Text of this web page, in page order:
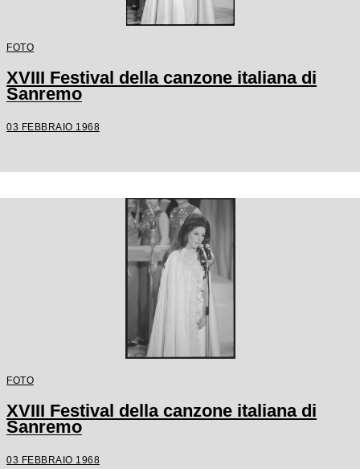
FOTO
XVIII Festival della canzone italiana di
Sanremo
03 FEBBRAIO 1968
FOTO
XVIII Festival della canzone italiana di
Sanremo
03 FEBBRAIO 1968